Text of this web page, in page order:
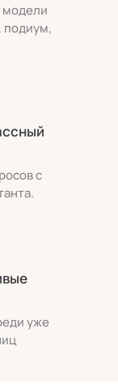
модели
подиум,
с
уже